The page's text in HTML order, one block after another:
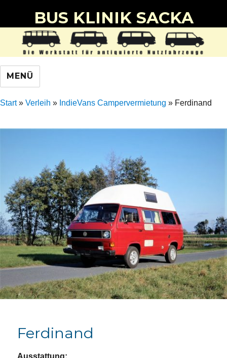
BUS KLINIK SACKA
MENÜ
Start» Verleih » IndieVans Campervermietung » Ferdinand
Ferdinand
Ausstattung: